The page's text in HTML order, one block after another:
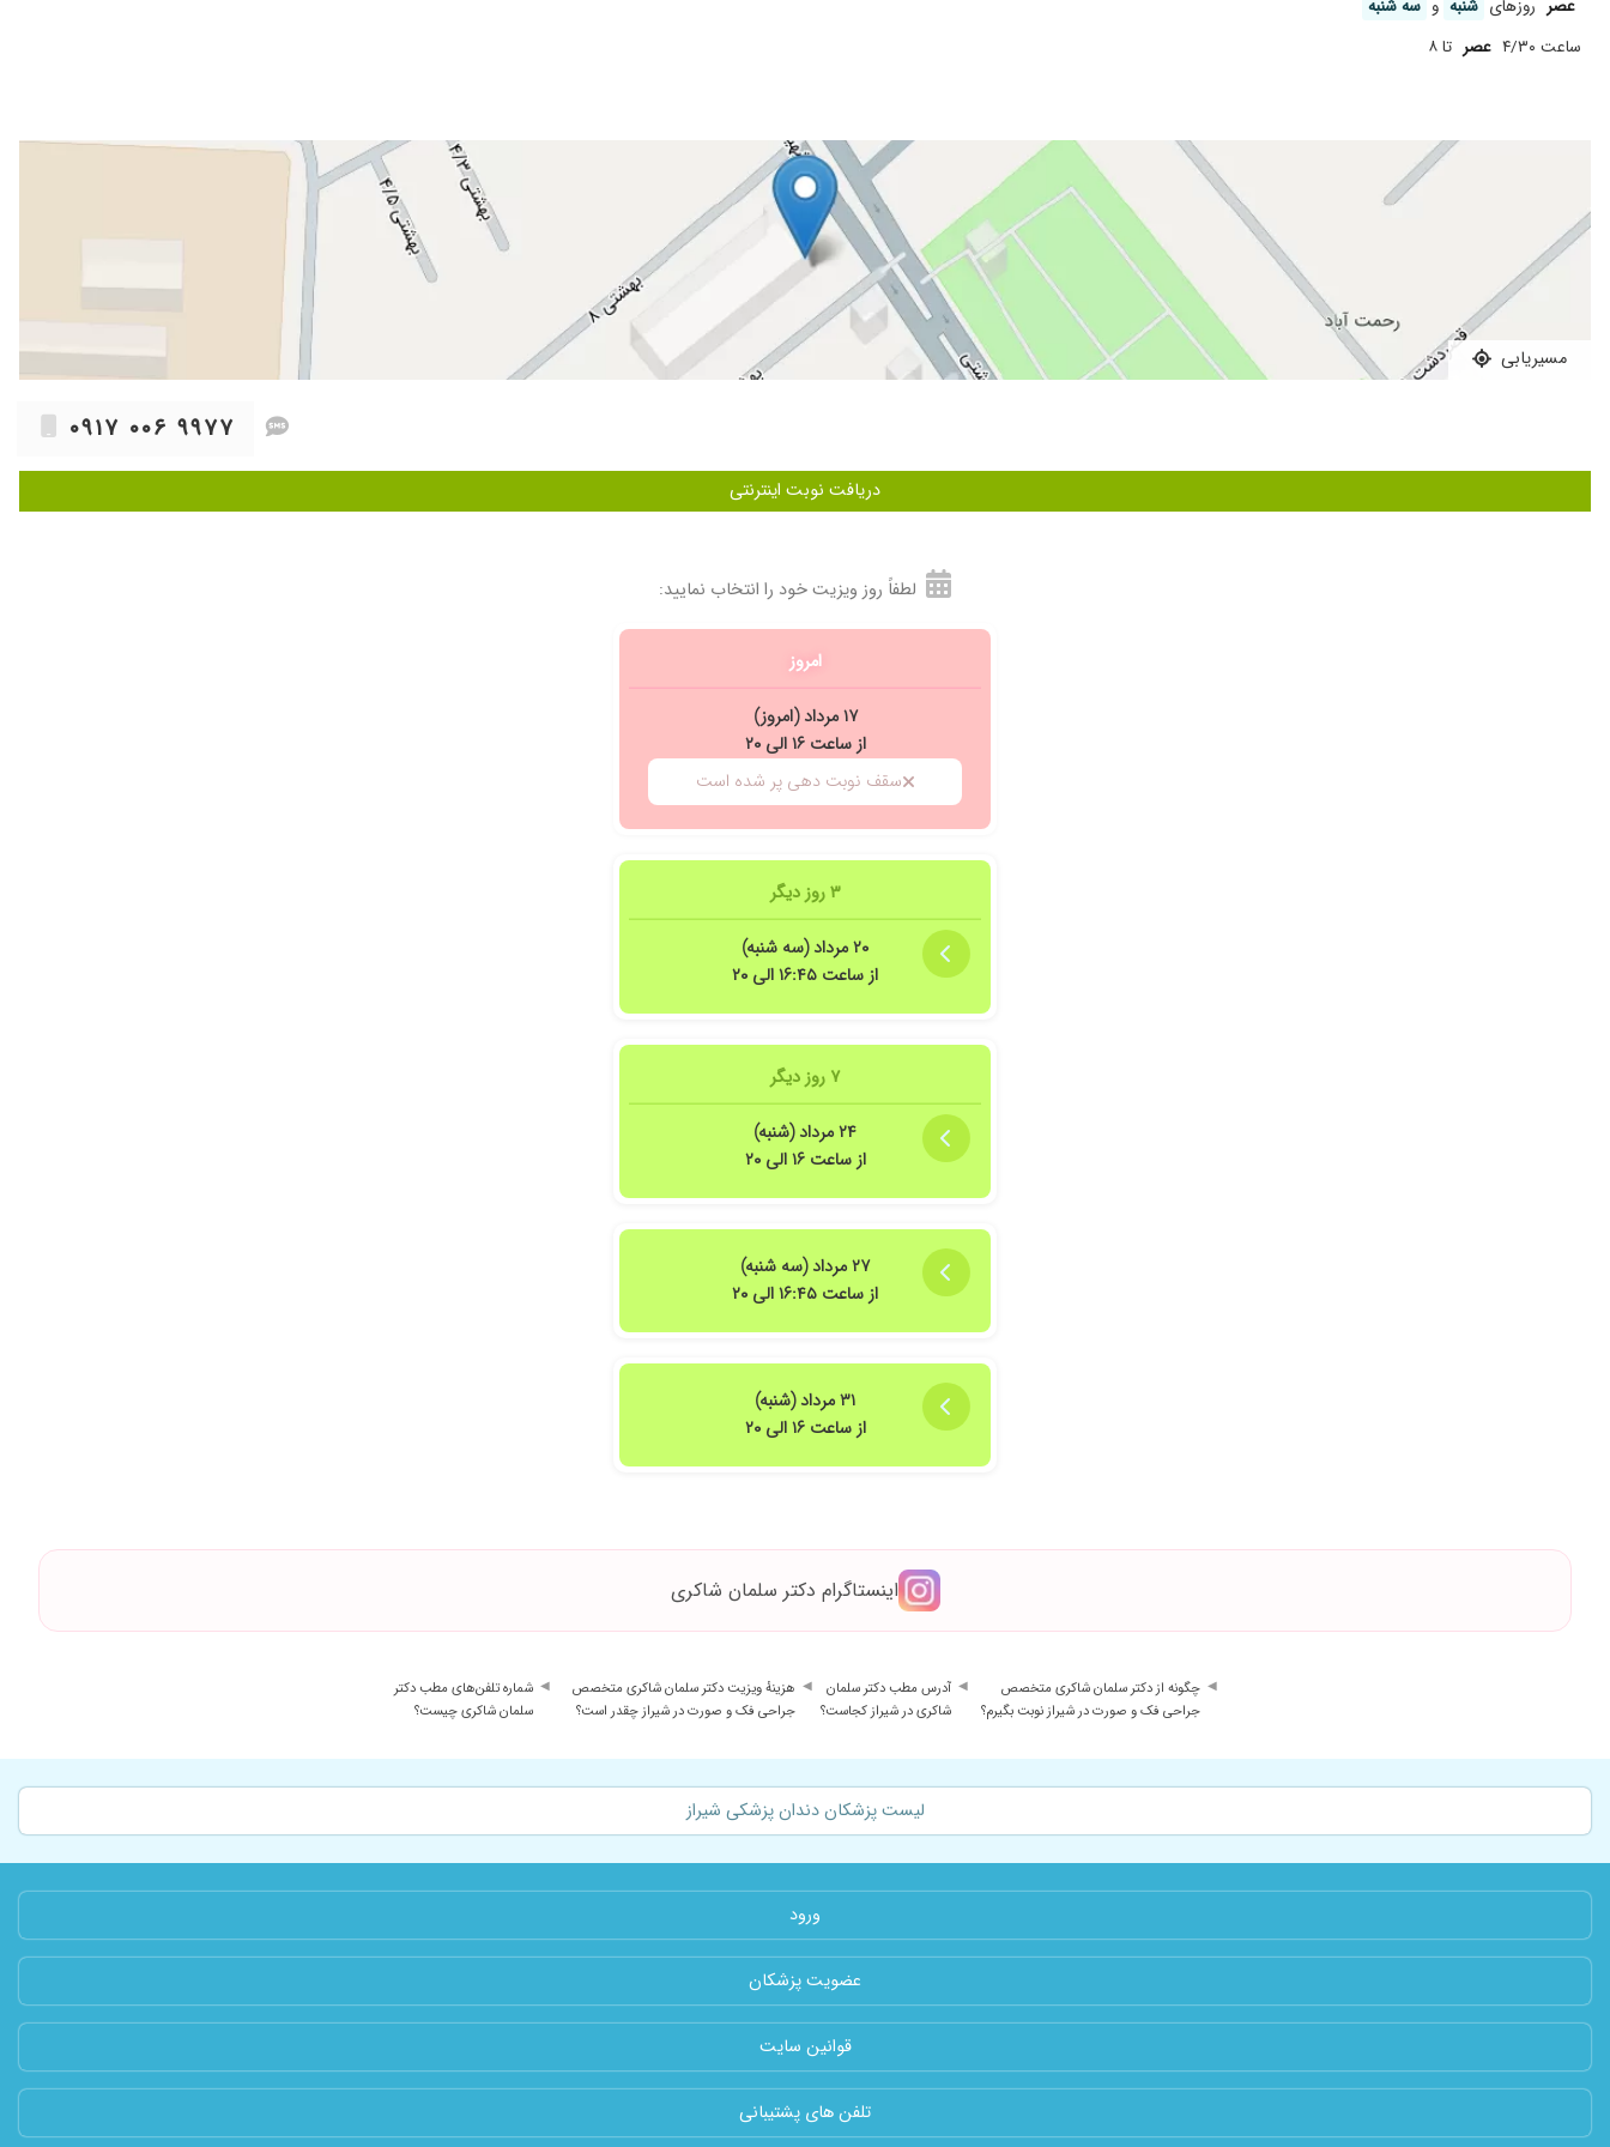
عصر روز‌های شنبه و سه شنبه
ساعت ۴/۳۰
عصر تا ۸
مسیریابی
۰۹۱۷ ۰۰۶ ۹۹۷۷
دریافت نوبت اینترنتی
لطفاً روز ویزیت خود را انتخاب نمایید:
امروز
۱۷ مرداد (امروز)
از ساعت ۱۶ الی ۲۰
سقف نوبت دهی پر شده است
۳ روز دیگر
۲۰ مرداد (سه شنبه)
از ساعت ۱۶:۴۵ الی ۲۰
۷ روز دیگر
۲۴ مرداد (شنبه)
از ساعت ۱۶ الی ۲۰
۲۷ مرداد (سه شنبه)
از ساعت ۱۶:۴۵ الی ۲۰
۳۱ مرداد (شنبه)
از ساعت ۱۶ الی ۲۰
اینستاگرام دکتر سلمان شاکری
چگونه از دکتر سلمان شاکری متخصص
جراحی فک و صورت در شیراز نوبت بگیرم؟
آدرس مطب دکتر سلمان
شاکری در شیراز کجاست؟
هزینهٔ ویزیت دکتر سلمان شاکری متخصص
جراحی فک و صورت در شیراز چقدر است؟
شماره تلفن‌های مطب دکتر
سلمان شاکری چیست؟
لیست پزشکان دندان پزشکی شیراز
ورود
عضویت پزشکان
قوانین سایت
تلفن های پشتیبانی